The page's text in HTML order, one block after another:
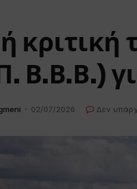
κριτική
Β.Β.Β.)
02/07/2026 Δεν